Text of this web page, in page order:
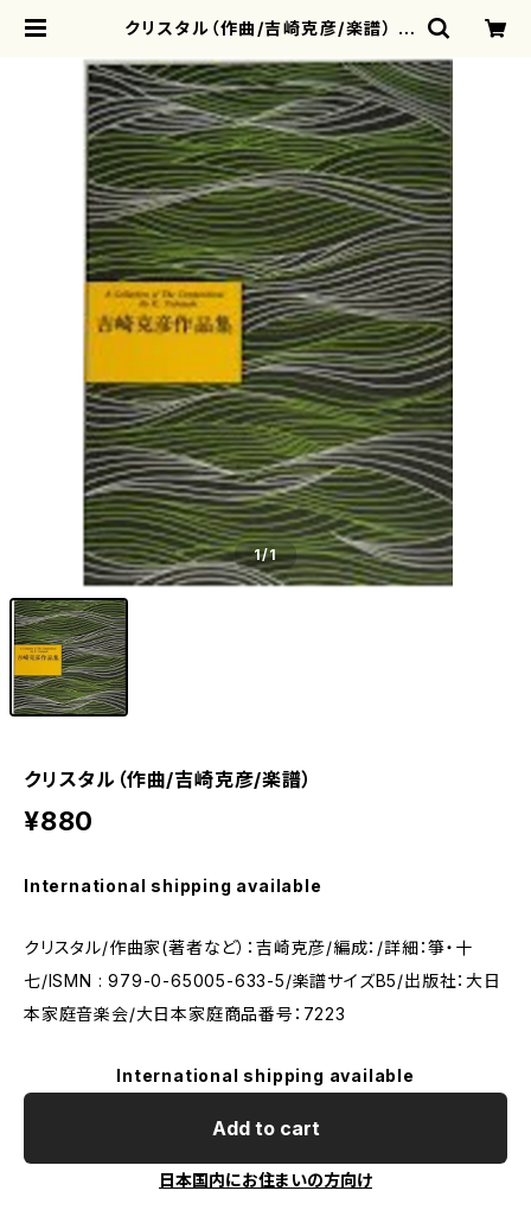
クリスタル（作曲/吉崎克彦/楽譜） |
1/1
クリスタル（作曲/吉崎克彦/楽譜）
¥880
International shipping available
クリスタル/作曲家(著者など）：吉崎克彦/編成：/詳細：箏・十
七/ISMN : 979-0-65005-633-5/楽譜サイズB5/出版社：大日
本家庭音楽会/大日本家庭商品番号：7223
International shipping available
Add to cart
日本国内にお住まいの方向け